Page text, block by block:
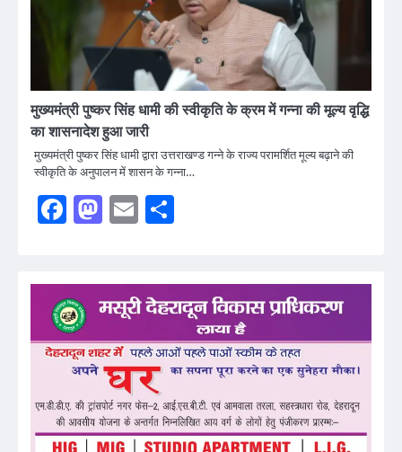
मुख्यमंत्री पुष्कर सिंह धामी की स्वीकृति के क्रम में गन्ना की मूल्य वृद्धि
का शासनादेश हुआ जारी
मुख्यमंत्री पुष्कर सिंह धामी द्वारा उत्तराखण्ड गन्ने के राज्य परामर्शित मूल्य बढ़ाने की
स्वीकृति के अनुपालन में शासन के गन्ना…
Facebook
Mastodon
Email